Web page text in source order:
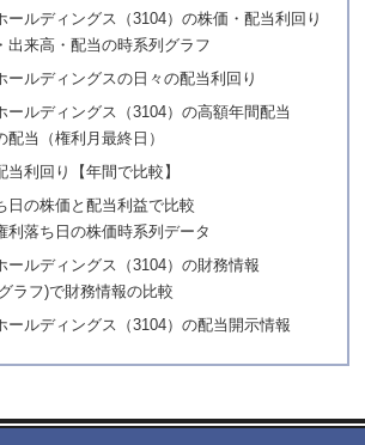
ールディングス（3104）の株価・配当利回り
出来高・配当の時系列グラフ
ールディングスの日々の配当利回り
ールディングス（3104）の高額年間配当
配当（権利月最終日）
当利回り【年間で比較】
日の株価と配当利益で比較
利落ち日の株価時系列データ
ールディングス（3104）の財務情報
ラフ)で財務情報の比較
ールディングス（3104）の配当開示情報